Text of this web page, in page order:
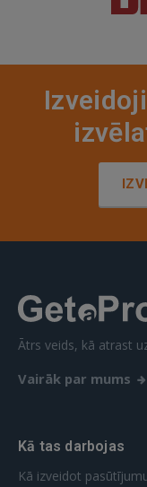
Ātrs veids, kā atrast
Vairāk par mums
Kā tas darbojas
Kā izveidot